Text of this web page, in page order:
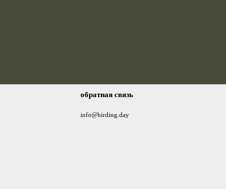
обратная связь
info@birding.day